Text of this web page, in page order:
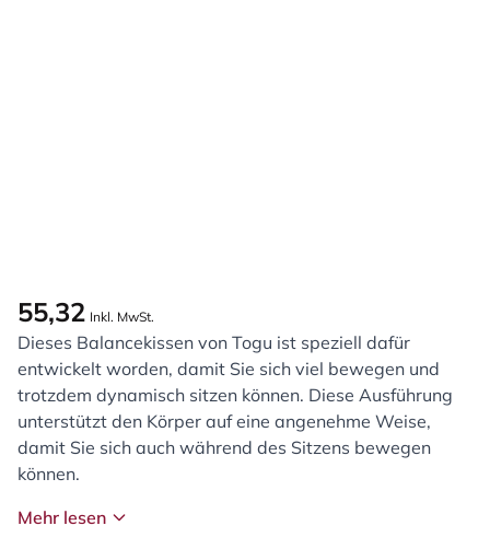
55,32 Inkl. MwSt.
Dieses Balancekissen von Togu ist speziell dafür
entwickelt worden, damit Sie sich viel bewegen und
trotzdem dynamisch sitzen können. Diese Ausführung
unterstützt den Körper auf eine angenehme Weise,
damit Sie sich auch während des Sitzens bewegen
können.
Mehr lesen